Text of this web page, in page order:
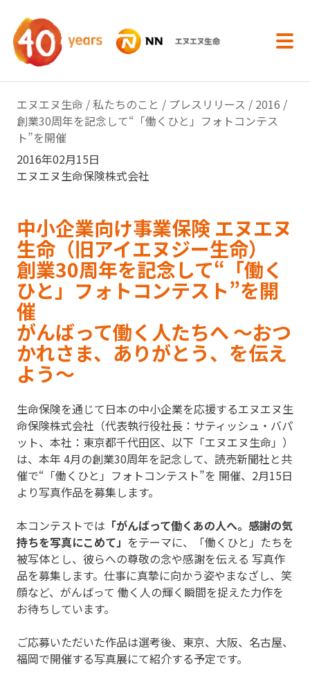
エヌエヌ生命 /私たちのこと / プレスリリース / 2016 /
創業30周年を記念して“「働くひと」フォトコンテス
ト”を開催
2016年02月15日
エヌエヌ生命保険株式会社
中小企業向け事業保険 エヌエヌ
生命（旧アイエヌジー生命）
創業30周年を記念して“「働く
ひと」フォトコンテスト”を開
催
がんばって働く人たちへ ～おつ
かれさま、ありがとう、を伝え
よう～
生命保険を通じて日本の中小企業を応援するエヌエヌ生
命保険株式会社（代表執行役社長：サティッシュ・バパ
ット、本社：東京都千代田区、以下「エヌエヌ生命」）
は、本年 4月の創業30周年を記念して、読売新聞社と共
催で“「働くひと」フォトコンテスト”を 開催、2月15日
より写真作品を募集します。
本コンテストでは 「がんばって働くあの人へ。感謝の気
持ちを写真にこめて」 をテーマに、「働くひと」たちを
被写体とし、彼らへの尊敬の念や感謝を伝える 写真作
品を募集します。仕事に真摯に向かう姿やまなざし、笑
顔など、がんばって 働く人の輝く瞬間を捉えた力作を
お待ちしています。
ご応募いただいた作品は選考後、東京、大阪、名古屋、
福岡で開催する写真展にて紹介する予定です。